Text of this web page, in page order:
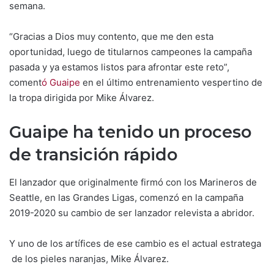
semana.
“Gracias a Dios muy contento, que me den esta
oportunidad, luego de titularnos campeones la campaña
pasada y ya estamos listos para afrontar este reto”,
comentó Guaipe en el último entrenamiento vespertino de
la tropa dirigida por Mike Álvarez.
Guaipe ha tenido un proceso
de transición rápido
El lanzador que originalmente firmó con los Marineros de
Seattle, en las Grandes Ligas, comenzó en la campaña
2019-2020 su cambio de ser lanzador relevista a abridor.
Y uno de los artífices de ese cambio es el actual estratega
de los pieles naranjas, Mike Álvarez.